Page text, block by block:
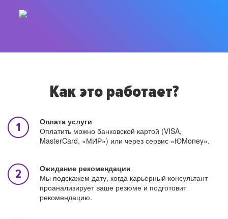
Как это работает?
Оплата услуги
Оплатить можно банковской картой (VISA,
MasterCard, «МИР») или через сервис «ЮMoney».
Ожидание рекомендации
Мы подскажем дату, когда карьерный консультант
проанализирует ваше резюме и подготовит
рекомендацию.